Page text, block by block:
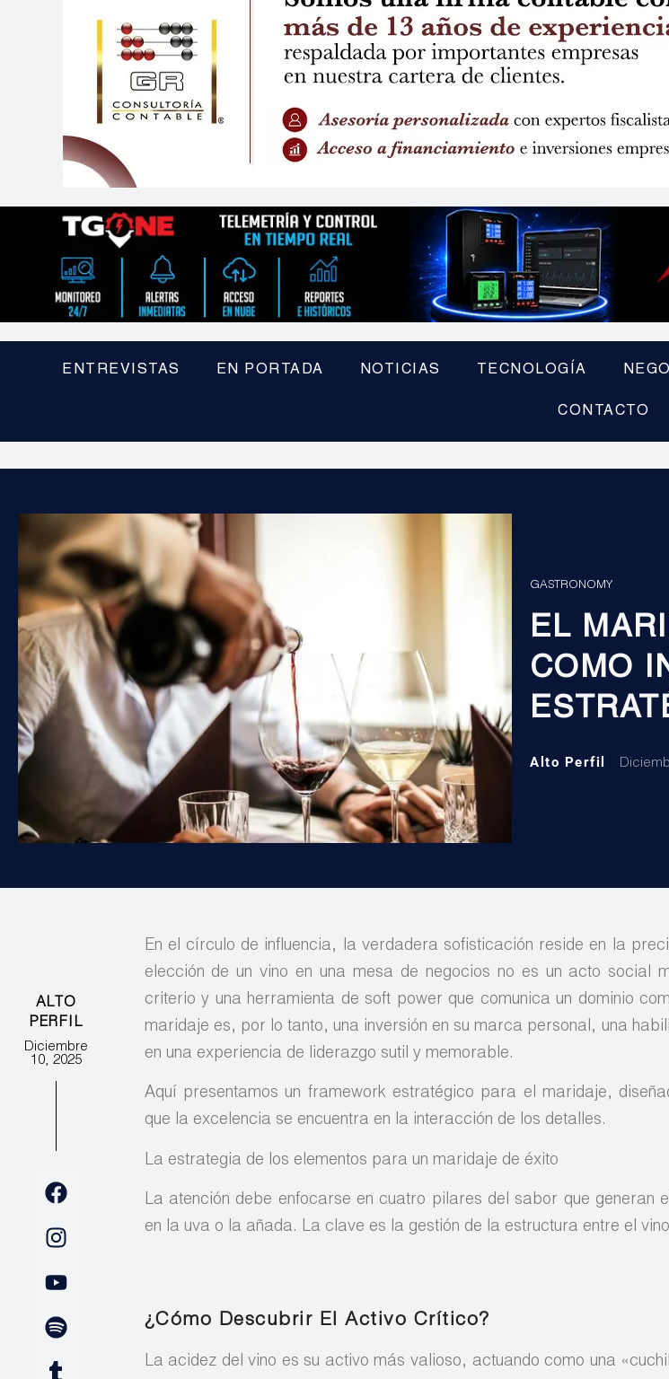
ENTREVISTAS EN PORTADA NOTICIAS TECNOLOGÍA
CONTACTO
GASTRONOMY
EL
COMO
Alto Perfil
ALTO
PERFIL
Diciembre
10, 2025
En el círculo de influencia, la verdadera sofisticación reside en la
elección de un vino en una mesa de negocios no es un acto social
criterio y una herramienta de soft power que comunica un dominio
maridaje es, por lo tanto, una inversión en su marca personal, una
en una experiencia de liderazgo sutil y memorable.
Aquí presentamos un framework estratégico para el maridaje,
que la excelencia se encuentra en la interacción de los detalles.
La estrategia de los elementos para un maridaje de éxito
La atención debe enfocarse en cuatro pilares del sabor que generan
en la uva o la añada. La clave es la gestión de la estructura entre el
¿Cómo Descubrir El Activo Crítico?
La acidez del vino es su activo más valioso, actuando como una